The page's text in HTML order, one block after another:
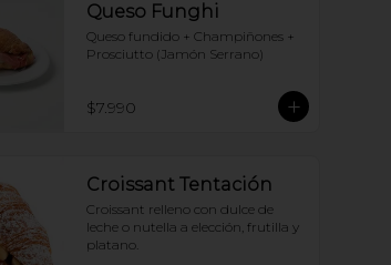
Queso Funghi
Queso fundido + Champiñones +
Prosciutto (Jamón Serrano)
$7.990
Croissant Tentación
Croissant relleno con dulce de
leche o nutella a elección, frutilla y
platano.